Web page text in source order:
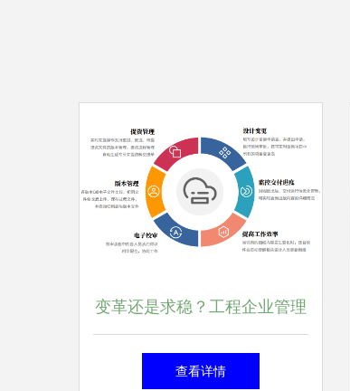
变革还是求稳？工程企业管理
系统的双面映射
查看详情